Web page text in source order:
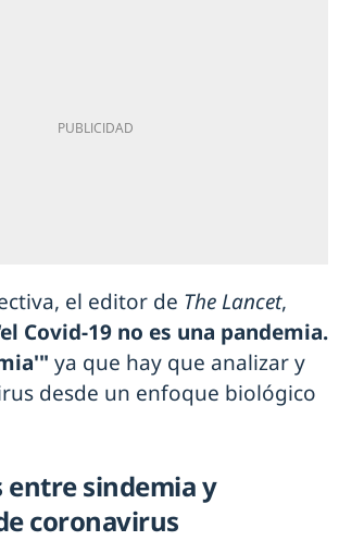
el editor de The Lancet,
Covid-19 no es una pandemia.
ya que hay que analizar y
desde un enfoque biológico
entre sindemia y
coronavirus